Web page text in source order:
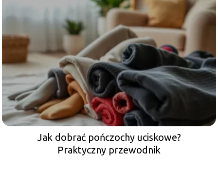
Jak dobrać pończochy uciskowe?
Praktyczny przewodnik